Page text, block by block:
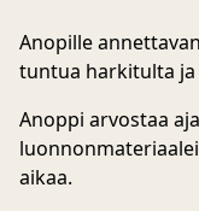
Anopille
tuntua harkitulta
Anoppi arvostaa
aikaa.